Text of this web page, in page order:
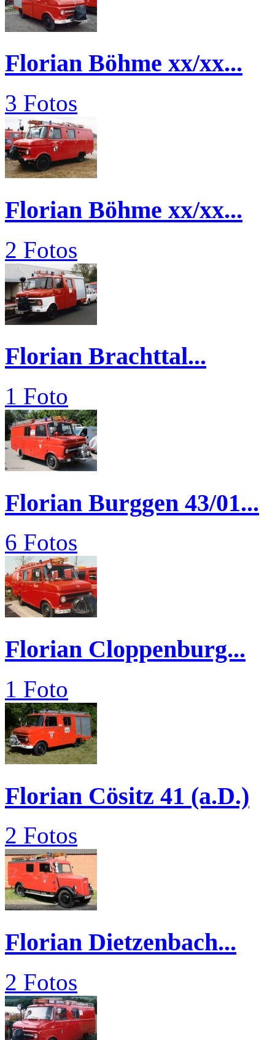
Florian Böhme xx/xx...
3 Fotos
Florian Böhme xx/xx...
2 Fotos
Florian Brachttal...
1 Foto
Florian Burggen 43/01...
6 Fotos
Florian Cloppenburg...
1 Foto
Florian Cösitz 41 (a.D.)
2 Fotos
Florian Dietzenbach...
2 Fotos